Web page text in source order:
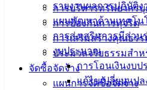
การบริหารทรัพยากร
การป้องกันการทุจริต
การเสริมสร้างคุณธร
ประมวลจริยธรรมสำ
จัดซื้อจัดจ้าง
แผนการจัดซื้อจัดจ้าง
รายงานผลการปฏิบัติ
แผนพัฒนาด้านเทคโน
การส่งเสริมการมีส่ว
งบประมาณ
การโอนเงินงบ
แก้ไขเปลี่ยนแป
เทศบาล
เมืองอ่าง
ศิลา